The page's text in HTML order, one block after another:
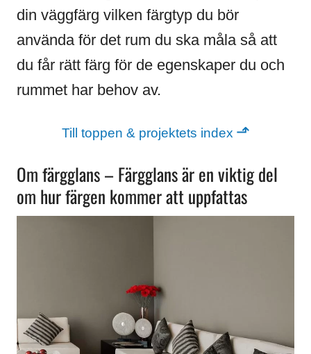
din väggfärg vilken färgtyp du bör
använda för det rum du ska måla så att
du får rätt färg för de egenskaper du och
rummet har behov av.
Till toppen & projektets index ⬏
Om färgglans – Färgglans är en viktig del
om hur färgen kommer att uppfattas